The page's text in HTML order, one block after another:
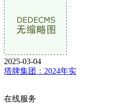
2025-03-04
塔牌集团：2024年实
在线服务